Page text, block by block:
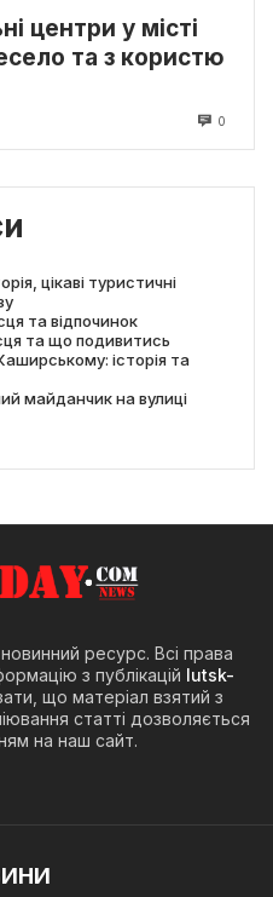
центри у місті
та з користю
0
цікаві туристичні
та відпочинок
та що подивитись
історія та
майданчик на вулиці
ресурс. Всі права
з публікацій lutsk-
що матеріал взятий з
статті дозволяється
на наш сайт.